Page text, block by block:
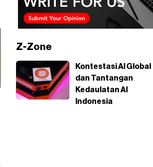
Z-Zone
Kontestasi AI Global
dan Tantangan
Kedaulatan AI
Indonesia